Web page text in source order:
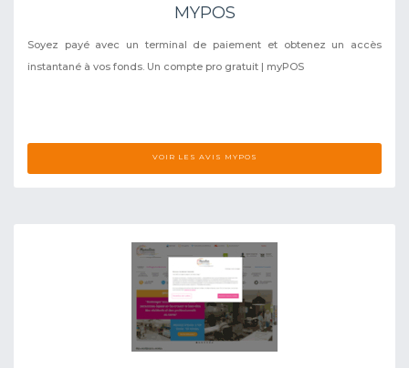
MYPOS
Soyez payé avec un terminal de paiement et obtenez un accès
instantané à vos fonds. Un compte pro gratuit | myPOS
VOIR LES AVIS MYPOS